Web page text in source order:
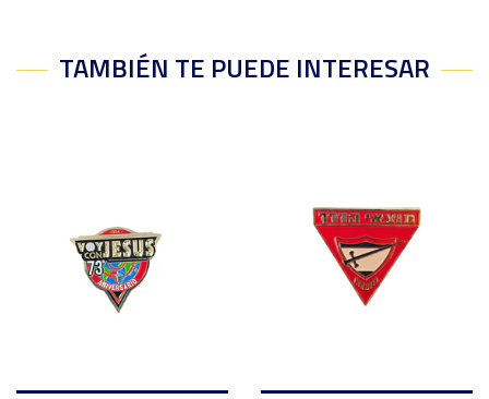
TAMBIÉN TE PUEDE INTERESAR